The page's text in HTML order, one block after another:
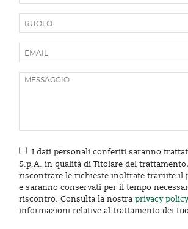
I dati personali conferiti saranno
S.p.A. in qualità di Titolare del
riscontrare le richieste inoltrate tramite il
e saranno conservati per il tempo
riscontro. Consulta la nostra privacy policy
informazioni relative al trattamento dei